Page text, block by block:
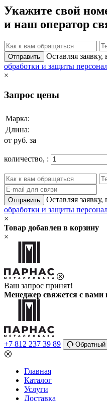
Укажите свой
и наш оператор
Отправить Оставляя заявку,
обработки и защиты
×
Запрос цены
Марка:
Длина:
от руб. за
количество, :
Отправить Оставляя заявку,
обработки и защиты
×
Товар добавлен в корзину
×
Ваш запрос принят!
Менеджер свяжется с
+7 812 237 39 89 Обратный
Главная
Каталог
Услуги
Доставка